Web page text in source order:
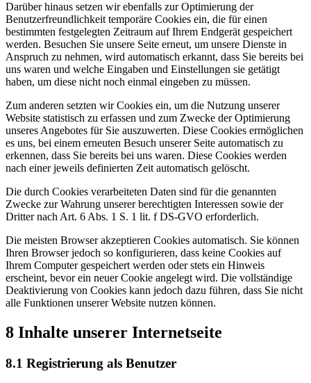
Darüber hinaus setzen wir ebenfalls zur Optimierung der
Benutzerfreundlichkeit temporäre Cookies ein, die für einen
bestimmten festgelegten Zeitraum auf Ihrem Endgerät gespeichert
werden. Besuchen Sie unsere Seite erneut, um unsere Dienste in
Anspruch zu nehmen, wird automatisch erkannt, dass Sie bereits bei
uns waren und welche Eingaben und Einstellungen sie getätigt
haben, um diese nicht noch einmal eingeben zu müssen.
Zum anderen setzten wir Cookies ein, um die Nutzung unserer
Website statistisch zu erfassen und zum Zwecke der Optimierung
unseres Angebotes für Sie auszuwerten. Diese Cookies ermöglichen
es uns, bei einem erneuten Besuch unserer Seite automatisch zu
erkennen, dass Sie bereits bei uns waren. Diese Cookies werden
nach einer jeweils definierten Zeit automatisch gelöscht.
Die durch Cookies verarbeiteten Daten sind für die genannten
Zwecke zur Wahrung unserer berechtigten Interessen sowie der
Dritter nach Art. 6 Abs. 1 S. 1 lit. f DS-GVO erforderlich.
Die meisten Browser akzeptieren Cookies automatisch. Sie können
Ihren Browser jedoch so konfigurieren, dass keine Cookies auf
Ihrem Computer gespeichert werden oder stets ein Hinweis
erscheint, bevor ein neuer Cookie angelegt wird. Die vollständige
Deaktivierung von Cookies kann jedoch dazu führen, dass Sie nicht
alle Funktionen unserer Website nutzen können.
8 Inhalte unserer Internetseite
8.1 Registrierung als Benutzer